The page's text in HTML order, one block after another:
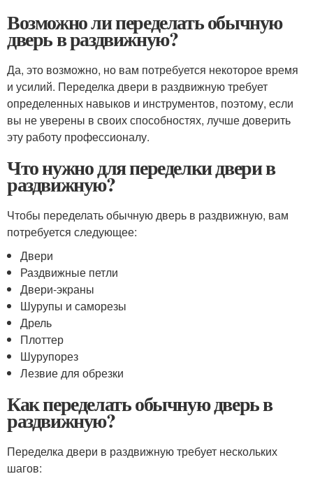
Возможно ли переделать обычную
дверь в раздвижную?
Да, это возможно, но вам потребуется некоторое время
и усилий. Переделка двери в раздвижную требует
определенных навыков и инструментов, поэтому, если
вы не уверены в своих способностях, лучше доверить
эту работу профессионалу.
Что нужно для переделки двери в
раздвижную?
Чтобы переделать обычную дверь в раздвижную, вам
потребуется следующее:
Двери
Раздвижные петли
Двери-экраны
Шурупы и саморезы
Дрель
Плоттер
Шурупорез
Лезвие для обрезки
Как переделать обычную дверь в
раздвижную?
Переделка двери в раздвижную требует нескольких
шагов: